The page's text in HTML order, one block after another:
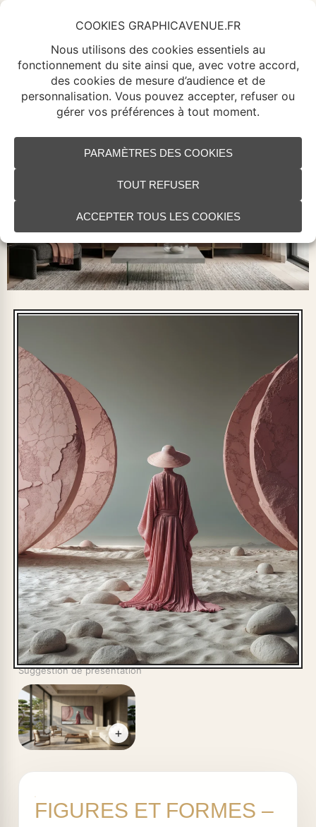
Suggestion de présentation
+
FIGURES ET FORMES –